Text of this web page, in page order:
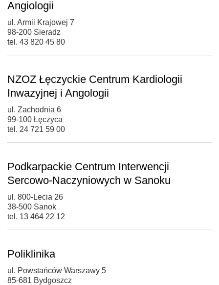
Angiologii
ul. Armii Krajowej 7
98-200 Sieradz
tel. 43 820 45 80
NZOZ Łęczyckie Centrum Kardiologii
Inwazyjnej i Angologii
ul. Zachodnia 6
99-100 Łęczyca
tel. 24 721 59 00
Podkarpackie Centrum Interwencji
Sercowo-Naczyniowych w Sanoku
ul. 800-Lecia 26
38-500 Sanok
tel. 13 464 22 12
Poliklinika
ul. Powstańców Warszawy 5
85-681 Bydgoszcz